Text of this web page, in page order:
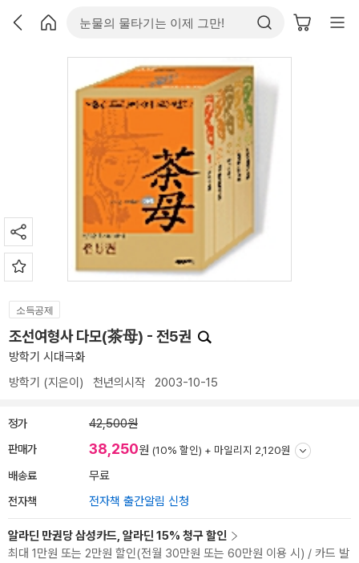
소득공제
조선여형사 다모(茶母) - 전5권
방학기 시대극화
방학기 (지은이) 천년의시작 2003-10-15
정가 42,500원
판매가 38,250원 (10% 할인) + 마일리지 2,120원
배송료 무료
전자책 전자책 출간알림 신청
알라딘 만권당 삼성카드, 알라딘 15% 청구 할인
최대 1만원 또는 2만원 할인(전월 30만원 또는 60만원 이용 시) / 카드 발